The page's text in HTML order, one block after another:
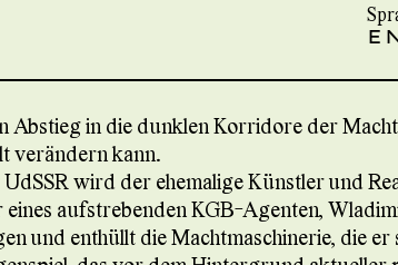
Abstieg in die dunklen Korridore der
verändern kann.
wird der ehemalige Künstler und
aufstrebenden KGB-Agenten,
und enthüllt die Machtmaschinerie, die